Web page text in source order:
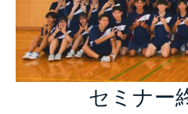
セミナー